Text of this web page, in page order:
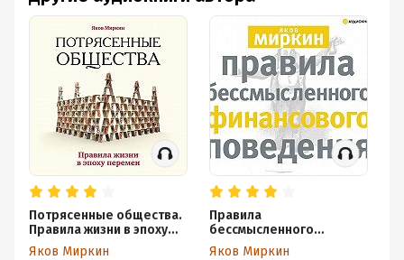
Потрясенные общества.
Правила жизни в эпоху
перемен
Яков Миркин
Правила
бессмысленного
финансового поведения
Яков Миркин